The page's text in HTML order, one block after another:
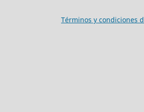
Términos y condiciones